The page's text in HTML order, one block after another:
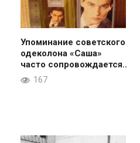
Упоминание советского
одеколона «Саша»
часто сопровождается..
167